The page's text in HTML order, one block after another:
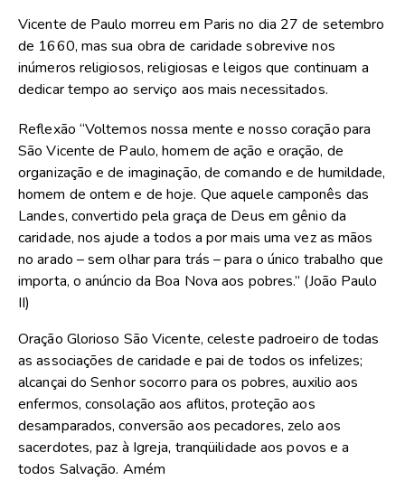
Vicente de Paulo morreu em Paris no dia 27 de setembro
de 1660, mas sua obra de caridade sobrevive nos
inúmeros religiosos, religiosas e leigos que continuam a
dedicar tempo ao serviço aos mais necessitados.
Reflexão “Voltemos nossa mente e nosso coração para
São Vicente de Paulo, homem de ação e oração, de
organização e de imaginação, de comando e de humildade,
homem de ontem e de hoje. Que aquele camponês das
Landes, convertido pela graça de Deus em gênio da
caridade, nos ajude a todos a por mais uma vez as mãos
no arado – sem olhar para trás – para o único trabalho que
importa, o anúncio da Boa Nova aos pobres.” (João Paulo
II)
Oração Glorioso São Vicente, celeste padroeiro de todas
as associações de caridade e pai de todos os infelizes;
alcançai do Senhor socorro para os pobres, auxilio aos
enfermos, consolação aos aflitos, proteção aos
desamparados, conversão aos pecadores, zelo aos
sacerdotes, paz à Igreja, tranqüilidade aos povos e a
todos Salvação. Amém